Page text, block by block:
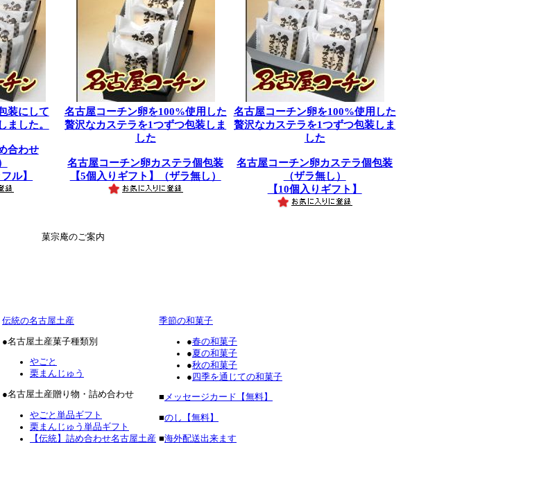
装にして
ました。
合わせ
ル】
名古屋コーチン卵を100%使用した
贅沢なカステラを1つずつ包装しま
した
名古屋コーチン卵カステラ個包装
【5個入りギフト】（ザラ無し）
名古屋コーチン卵を100%使用した
贅沢なカステラを1つずつ包装しま
した
名古屋コーチン卵カステラ個包装
（ザラ無し）
【10個入りギフト】
菓宗庵のご案内
伝統の名古屋土産
●名古屋土産菓子種類別
やごと
栗まんじゅう
●名古屋土産贈り物・詰め合わせ
やごと単品ギフト
栗まんじゅう単品ギフト
【伝統】詰め合わせ名古屋土産
季節の和菓子
●春の和菓子
●夏の和菓子
●秋の和菓子
●四季を通じての和菓子
■ メッセージカード【無料】
■のし【無料】
■海外配送出来ます